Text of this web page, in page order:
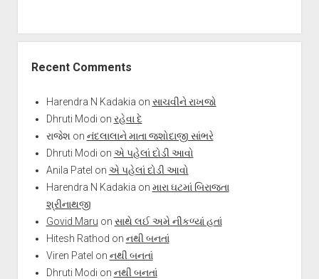
Recent Comments
Harendra N Kadakia on સાચવીને રાખજો
Dhruti Modi on રહેવા દે
રાજેશ on નંદલાલાને માતા જશોદાજી સાંભરે
Dhruti Modi on એ પહેલાં દોડી આવો
Anila Patel on એ પહેલાં દોડી આવો
Harendra N Kadakia on મારા ઘટમાં બિરાજતા
શ્રીનાથજી
Govid Maru on સાથે લઈ અમે નીકળ્યાં હતાં
Hitesh Rathod on નથી બનતાં
Viren Patel on નથી બનતાં
Dhruti Modi on નથી બનતાં